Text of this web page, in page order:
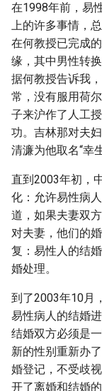
在1998年前，易
上的许多事情，
在何教授已完成
缘，其中男性转
据何教授告诉我
常，没有服用荷
子来沪作了人工
功。吉林那对夫
清濂为他取名“幸生
直到2003年初，
化：允许易性病
道，如果夫妻双
对夫妻，他们的
复：易性人的结
婚处理。
到了2003年10月
易性病人的结婚
结婚双方必须是
新的性别重新办
婚登记，不受歧
开了离婚和结婚